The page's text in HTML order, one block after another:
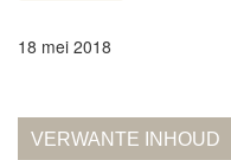
18 mei 2018
VERWANTE INHOUD